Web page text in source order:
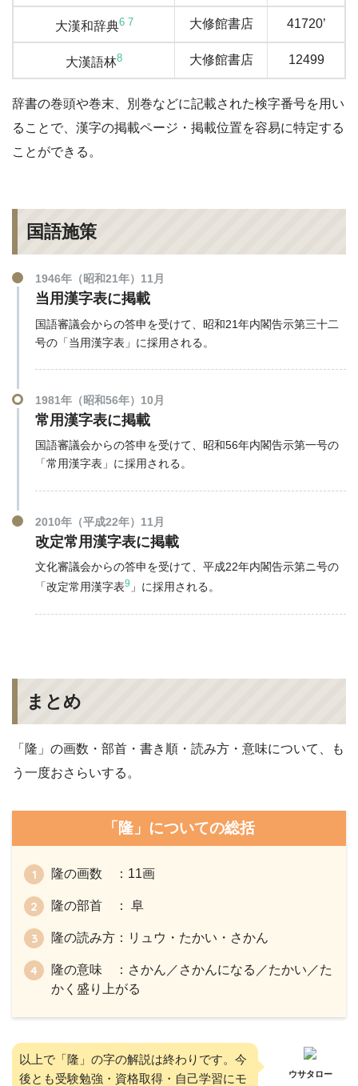
大漢和辞典6 7 大修館書店 41720’
大漢語林8 大修館書店 12499
辞書の巻頭や巻末、別巻などに記載された検字番号を用い
ることで、漢字の掲載ページ・掲載位置を容易に特定する
ことができる。
国語施策
1946年（昭和21年）11月
当用漢字表に掲載
国語審議会からの答申を受けて、昭和21年内閣告示第三十二
号の「当用漢字表」に採用される。
1981年（昭和56年）10月
常用漢字表に掲載
国語審議会からの答申を受けて、昭和56年内閣告示第一号の
「常用漢字表」に採用される。
2010年（平成22年）11月
改定常用漢字表に掲載
文化審議会からの答申を受けて、平成22年内閣告示第ニ号の
「改定常用漢字表9 」に採用される。
まとめ
「隆」の画数・部首・書き順・読み方・意味について、も
う一度おさらいする。
「隆」についての総括
隆の画数 ：11画
隆の部首 ： 阜
隆の読み方：リュウ・たかい・さかん
隆の意味 ：さかん／さかんになる／たかい／た
かく盛り上がる
以上で「隆」の字の解説は終わりです。今
後とも受験勉強・資格取得・自己学習にモ
ウサタロー